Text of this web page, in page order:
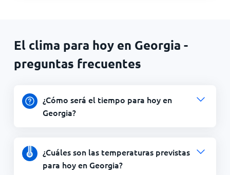
El clima para hoy en Georgia -
preguntas frecuentes
¿Cómo será el tiempo para hoy en
Georgia?
¿Cuáles son las temperaturas previstas
para hoy en Georgia?